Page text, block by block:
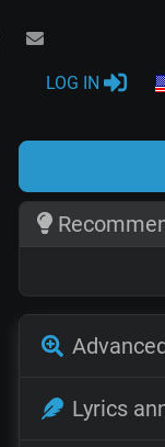
LOG IN
Lyrics